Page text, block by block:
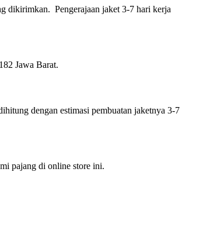
dikirimkan. Pengerajaan jaket 3-7 hari kerja
Jawa Barat.
dengan estimasi pembuatan jaketnya 3-7
pajang di online store ini.